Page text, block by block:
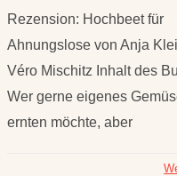
Rezension: Hochbeet für
Ahnungslose von Anja
Véro Mischitz Inhalt des
Wer gerne eigenes
ernten möchte, aber